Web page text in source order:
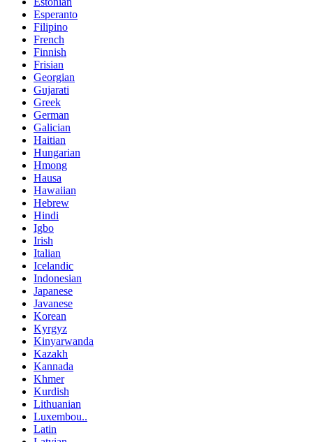
Esperanto
Filipino
French
Finnish
Frisian
Georgian
Gujarati
Greek
German
Galician
Haitian
Hungarian
Hmong
Hausa
Hawaiian
Hebrew
Hindi
Igbo
Irish
Italian
Icelandic
Indonesian
Japanese
Javanese
Korean
Kyrgyz
Kinyarwanda
Kazakh
Kannada
Khmer
Kurdish
Lithuanian
Luxembou..
Latin